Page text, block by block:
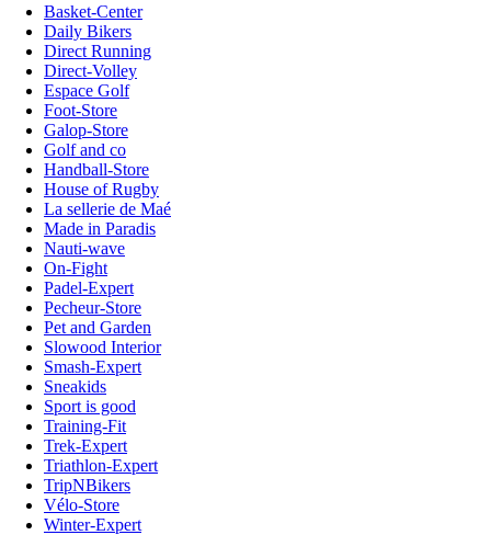
Basket-Center
Daily Bikers
Direct Running
Direct-Volley
Espace Golf
Foot-Store
Galop-Store
Golf and co
Handball-Store
House of Rugby
La sellerie de Maé
Made in Paradis
Nauti-wave
On-Fight
Padel-Expert
Pecheur-Store
Pet and Garden
Slowood Interior
Smash-Expert
Sneakids
Sport is good
Training-Fit
Trek-Expert
Triathlon-Expert
TripNBikers
Vélo-Store
Winter-Expert